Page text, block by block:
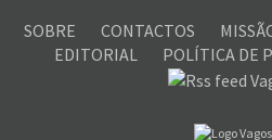
SOBRE CONTACTOS
EDITORIAL
POLÍTICA DE